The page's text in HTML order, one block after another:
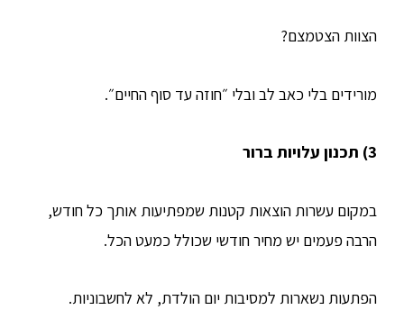
הצוות הצטמצם?
מורידים בלי כאב לב ובלי ״חוזה עד סוף החיים״.
3) תכנון עלויות ברור
במקום עשרות הוצאות קטנות שמפתיעות אותך כל חודש,
הרבה פעמים יש מחיר חודשי שכולל כמעט הכל.
הפתעות נשארות למסיבות יום הולדת, לא לחשבוניות.